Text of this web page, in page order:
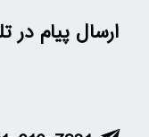
ارسال پیام در